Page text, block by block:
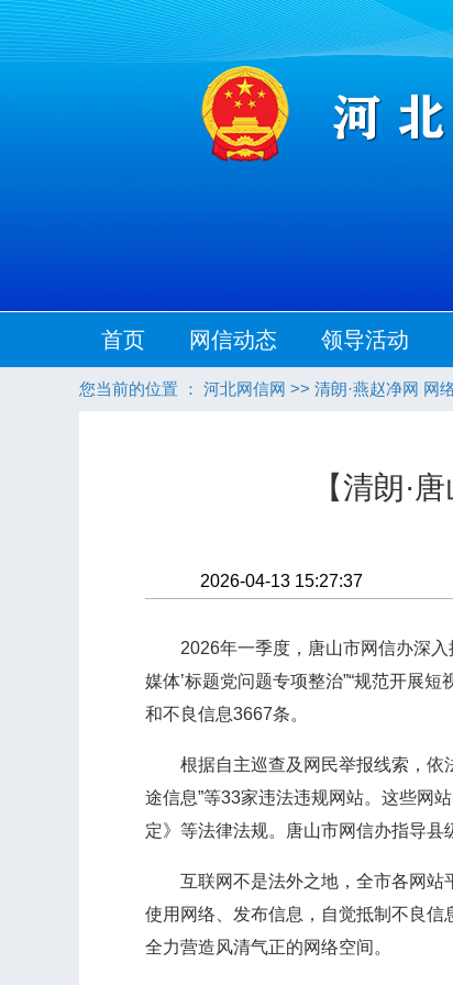
首页 网信动态 领导活动
您当前的位置 ： 河北网信网 >> 清朗·燕赵净网 网
【清朗·
2026-04-13 15:27:37
2026年一季度，唐山市网信办深入推
媒体’标题党问题专项整治”“规范开展
和不良信息3667条。
根据自主巡查及网民举报线索，依法
途信息”等33家违法违规网站。这些网
定》等法律法规。唐山市网信办指导县
互联网不是法外之地，全市各网站平
使用网络、发布信息，自觉抵制不良信
全力营造风清气正的网络空间。